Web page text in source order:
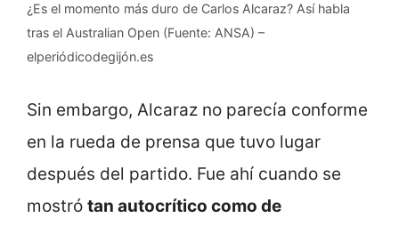
¿Es el momento más duro de Carlos Alcaraz? Así habla
tras el Australian Open (Fuente: ANSA) –
elperiódicodegijón.es
Sin embargo, Alcaraz no parecía conforme
en la rueda de prensa que tuvo lugar
después del partido. Fue ahí cuando se
mostró tan autocrítico como de